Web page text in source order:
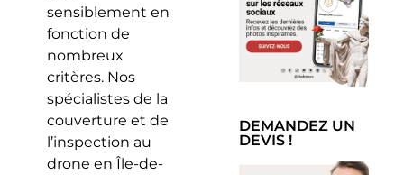
sensiblement en
fonction de
nombreux
critères. Nos
spécialistes de la
couverture et de
l’inspection au
drone en Île-de-
DEMANDEZ UN
DEVIS !